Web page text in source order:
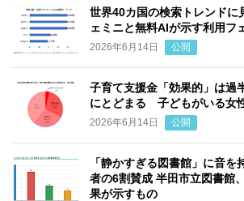
世界40カ国の検索トレンド
ェミニと無料AIが示す利用フ
2026年6月14日 公開
子育て支援金「効果的」は過
にとどまる 子どもがいる女
2026年6月14日 公開
「静かすぎる図書館」に音を
者の6割賛成 半田市立図書館
果が示すもの